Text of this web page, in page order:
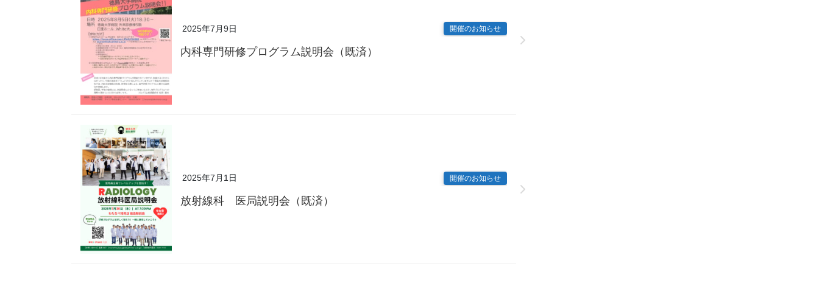
2025年7月9日 開催のお知らせ
内科専門研修プログラム説明会（既済）
2025年7月1日 開催のお知らせ
放射線科 医局説明会（既済）